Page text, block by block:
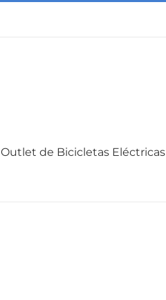
Outlet de Bicicletas Eléctricas